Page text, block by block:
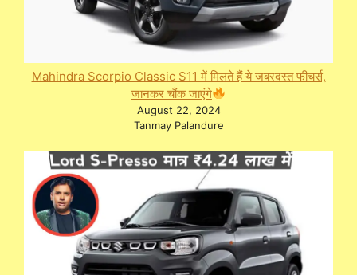
Mahindra Scorpio Classic S11 में मिलते हैं ये जबरदस्त फीचर्स,
जानकर चौंक जाएंगे
August 22, 2024
Tanmay Palandure